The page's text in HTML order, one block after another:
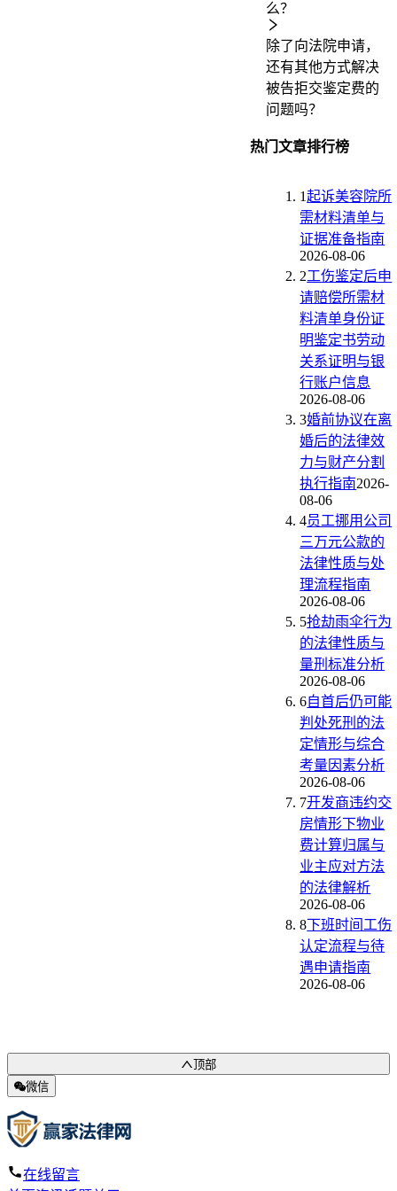
么？
除了向法院申请，
还有其他方式解决
被告拒交鉴定费的
问题吗？
热门文章排行榜
1起诉美容院所
需材料清单与
证据准备指南
2026-08-06
2工伤鉴定后申
请赔偿所需材
料清单身份证
明鉴定书劳动
关系证明与银
行账户信息
2026-08-06
3婚前协议在离
婚后的法律效
力与财产分割
执行指南2026-
08-06
4员工挪用公司
三万元公款的
法律性质与处
理流程指南
2026-08-06
5抢劫雨伞行为
的法律性质与
量刑标准分析
2026-08-06
6自首后仍可能
判处死刑的法
定情形与综合
考量因素分析
2026-08-06
7开发商违约交
房情形下物业
费计算归属与
业主应对方法
的法律解析
2026-08-06
8下班时间工伤
认定流程与待
遇申请指南
2026-08-06
顶部
微信
在线留言